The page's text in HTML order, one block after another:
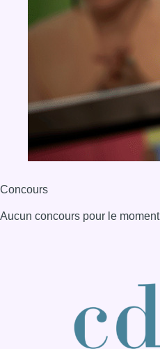
Concours
Aucun concours pour le moment